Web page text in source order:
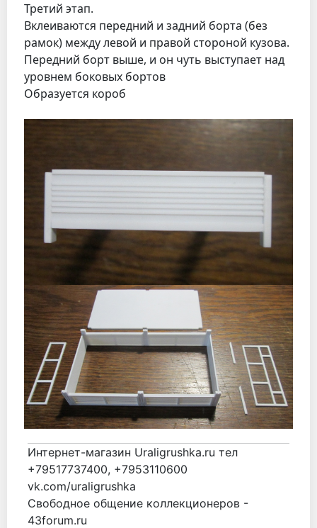
Третий этап.
Вклеиваются передний и задний борта (без
рамок) между левой и правой стороной кузова.
Передний борт выше, и он чуть выступает над
уровнем боковых бортов
Образуется короб
Интернет-магазин Uraligrushka.ru тел
+79517737400, +7953110600
vk.com/uraligrushka
Свободное общение коллекционеров -
43forum.ru